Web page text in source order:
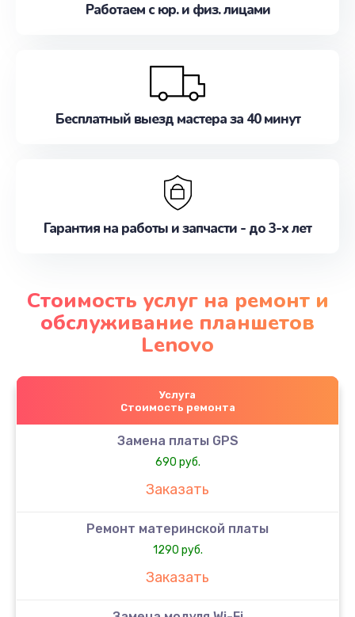
Работаем с юр. и физ. лицами
Бесплатный выезд мастера за 40 минут
Гарантия на работы и запчасти - до 3-х лет
Стоимость услуг на ремонт и
обслуживание планшетов
Lenovo
Услуга
Стоимость ремонта
Замена платы GPS
690 руб.
Заказать
Ремонт материнской платы
1290 руб.
Заказать